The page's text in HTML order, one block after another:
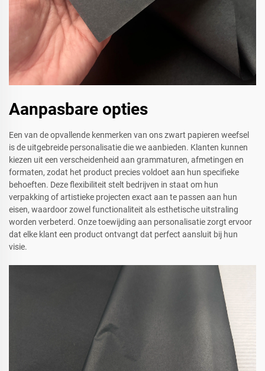
Aanpasbare opties
Een van de opvallende kenmerken van ons zwart papieren weefsel
is de uitgebreide personalisatie die we aanbieden. Klanten kunnen
kiezen uit een verscheidenheid aan grammaturen, afmetingen en
formaten, zodat het product precies voldoet aan hun specifieke
behoeften. Deze flexibiliteit stelt bedrijven in staat om hun
verpakking of artistieke projecten exact aan te passen aan hun
eisen, waardoor zowel functionaliteit als esthetische uitstraling
worden verbeterd. Onze toewijding aan personalisatie zorgt ervoor
dat elke klant een product ontvangt dat perfect aansluit bij hun
visie.